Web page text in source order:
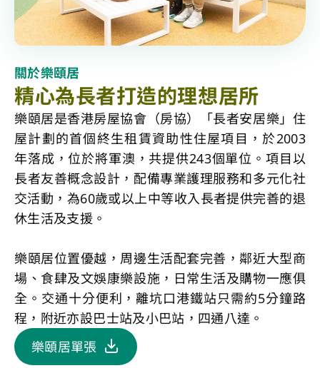
關於樂頤居
精心為長者打造的理想居所
樂頤居是香港房屋協會（房協）「長者安居樂」住
屋計劃的首個終生租賃資助性住屋項目，於2003
年落成，位於將軍澳，共提供243個單位。項目以
長者友善概念設計，配備專業護理服務和多元化社
交活動，為60歲或以上中等收入長者提供完善的退
休生活及支援。
樂頤居位置優越，周邊生活配套完善，鄰近大型商
場、食肆及文娛康樂設施，日常生活及購物一應俱
全。交通十分便利，離坑口港鐵站只需約5分鐘路
程，附近亦設巴士站及小巴站，四通八達。
樂頤居單張